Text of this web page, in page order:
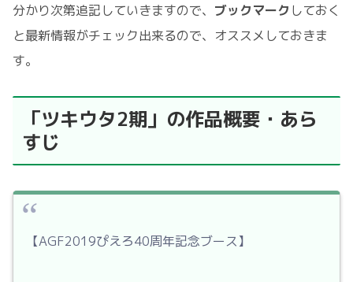
分かり次第追記していきますので、 ブックマーク しておく
と最新情報がチェック出来るので、オススメしておきま
す。
「ツキウタ2期」の作品概要・あら
すじ
【AGF2019ぴえろ40周年記念ブース】